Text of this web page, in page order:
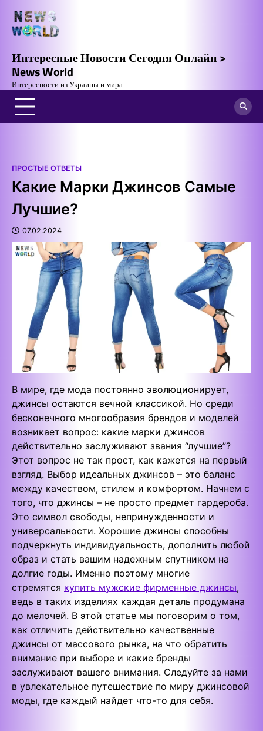
content
Интересные Новости Сегодня Онлайн >
News World
Интересности из Украины и мира
ПРОСТЫЕ ОТВЕТЫ
Какие Марки Джинсов Самые
Лучшие?
07.02.2024
В мире, где мода постоянно эволюционирует,
джинсы остаются вечной классикой. Но среди
бесконечного многообразия брендов и моделей
возникает вопрос: какие марки джинсов
действительно заслуживают звания “лучшие”?
Этот вопрос не так прост, как кажется на первый
взгляд. Выбор идеальных джинсов – это баланс
между качеством, стилем и комфортом. Начнем с
того, что джинсы – не просто предмет гардероба.
Это символ свободы, непринужденности и
универсальности. Хорошие джинсы способны
подчеркнуть индивидуальность, дополнить любой
образ и стать вашим надежным спутником на
долгие годы. Именно поэтому многие
стремятся купить мужские фирменные джинсы,
ведь в таких изделиях каждая деталь продумана
до мелочей. В этой статье мы поговорим о том,
как отличить действительно качественные
джинсы от массового рынка, на что обратить
внимание при выборе и какие бренды
заслуживают вашего внимания. Следуйте за нами
в увлекательное путешествие по миру джинсовой
моды, где каждый найдет что-то для себя.